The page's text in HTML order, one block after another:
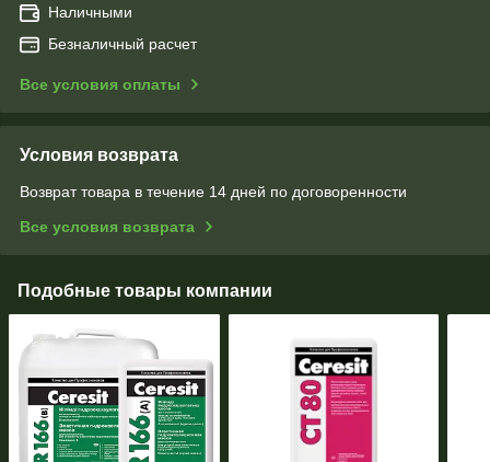
Наличными
Безналичный расчет
Все условия оплаты
Условия возврата
Возврат товара в течение 14 дней по договоренности
Все условия возврата
Подобные товары компании